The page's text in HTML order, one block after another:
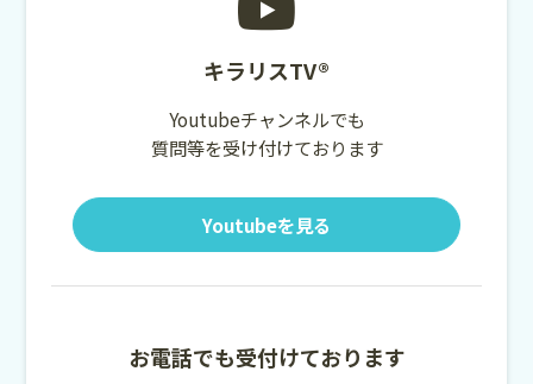
キラリスTV®
Youtubeチャンネルでも
質問等を受け付けております
Youtubeを見る
お電話でも受付けております